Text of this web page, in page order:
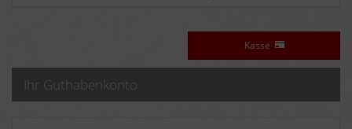
Kasse
Ihr Guthabenkonto